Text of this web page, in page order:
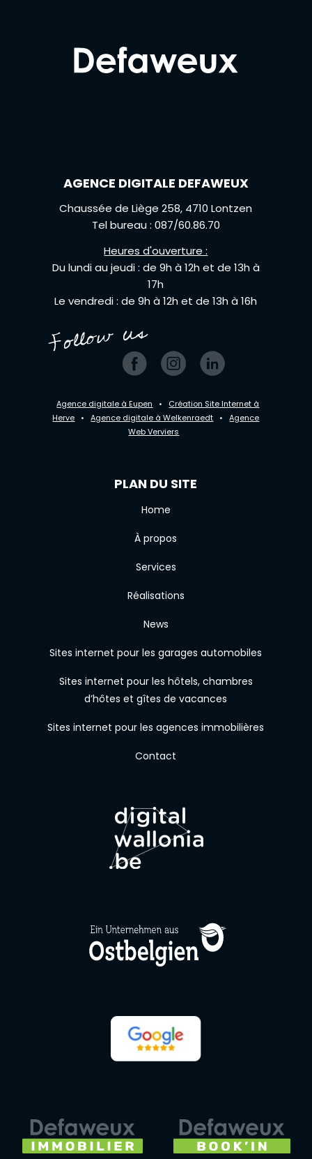
AGENCE DIGITALE DEFAWEUX
Chaussée de Liège 258, 4710 Lontzen
Tel bureau : 087/60.86.70
Heures d'ouverture :
Du lundi au jeudi : de 9h à 12h et de 13h à
17h
Le vendredi : de 9h à 12h et de 13h à 16h
Agence digitale à Eupen •
Création Site Internet à
Herve
• Agence digitale à Welkenraedt •
Agence
Web Verviers
PLAN DU SITE
Home
À propos
Services
Réalisations
News
Sites internet pour les garages automobiles
Sites internet pour les hôtels, chambres
d’hôtes et gîtes de vacances
Sites internet pour les agences immobilières
Contact